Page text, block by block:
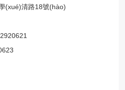
(xué)清路18號(hào)